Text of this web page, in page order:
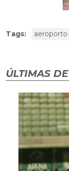
Tags: aeroporto
ÚLTIMAS